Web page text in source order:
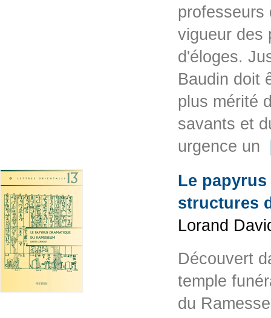
professeurs
vigueur des
d'éloges.
Baudin doit
plus mérité
savants et
urgence un
Le
structures
Lorand
Découvert
temple
du